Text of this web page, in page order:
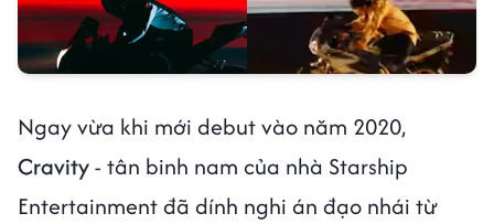
Ngay vừa khi mới debut vào năm 2020,
Cravity- tân binh nam của nhà Starship
Entertainment đã dính nghi án đạo nhái từ